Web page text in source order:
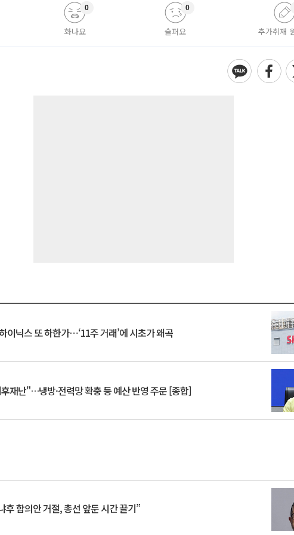
화나요
0
슬퍼요
0
추가취재
이닉스 또 하한가⋯‘11주 거래’에 시초가 왜곡
재난"…냉방·전력망 확충 등 예산 반영 주문 [종합]
후 합의안 거절, 총선 앞둔 시간 끌기”